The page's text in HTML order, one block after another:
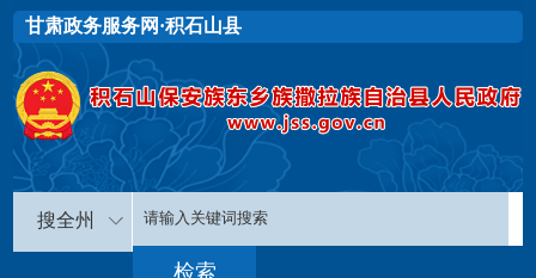
甘肃政务服务网·积石山县
搜全州